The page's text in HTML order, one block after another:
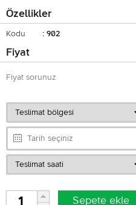
Özellikler
Kodu : 902
Fiyat
Fiyat sorunuz